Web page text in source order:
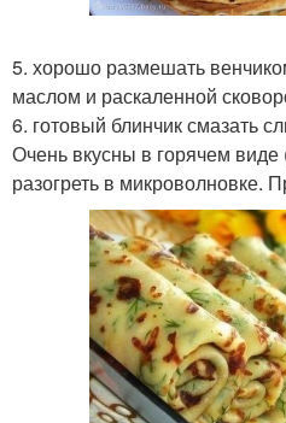
5. хорошо размешать
маслом и раскаленной
6. готовый блинчик смазать
Очень вкусны в горячем
разогреть в микроволновке.